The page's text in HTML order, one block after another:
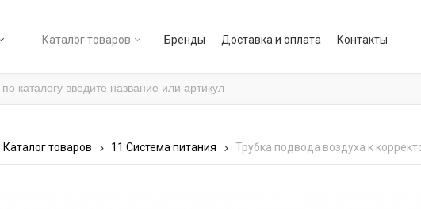
Каталог товаров Бренды Доставка и оплата Контакты
Каталог товаров 11 Система питания Трубка подвода воздуха к